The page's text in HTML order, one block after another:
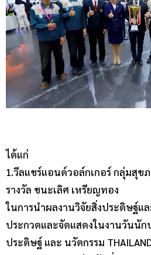
ได้แก่
1.วีลแชร์แอนด์วอล์กเกอร์ กลุ่มสุข
รางวัล ชนะเลิศ เหรียญทอง
ในการนำผลงานวิจัยสิ่งประดิษฐ์แ
ประกวดและจัดแสดงในงานวันนัก
ประดิษฐ์ และ นวัตกรรม THAILAND